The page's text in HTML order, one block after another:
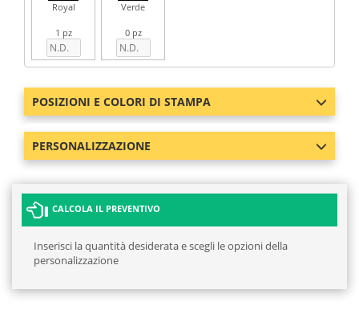
Royal
1 pz
Verde
0 pz
POSIZIONI E COLORI DI STAMPA
PERSONALIZZAZIONE
CALCOLA IL PREVENTIVO
Inserisci la quantità desiderata e scegli le opzioni della
personalizzazione